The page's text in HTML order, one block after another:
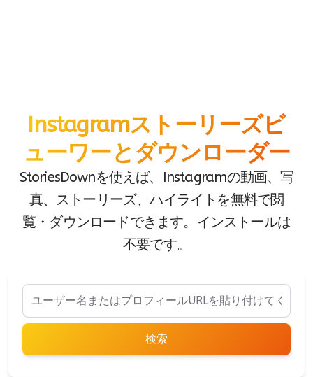
Instagramストーリーズビ
ューワーとダウンローダー
StoriesDownを使えば、Instagramの動画、写
真、ストーリーズ、ハイライトを無料で閲
覧・ダウンロードできます。インストールは
不要です。
検索